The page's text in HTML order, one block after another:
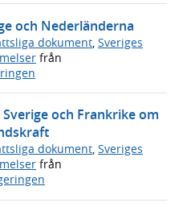
och Nederländerna
dokument, Sveriges
från
och Frankrike om
dokument, Sveriges
från